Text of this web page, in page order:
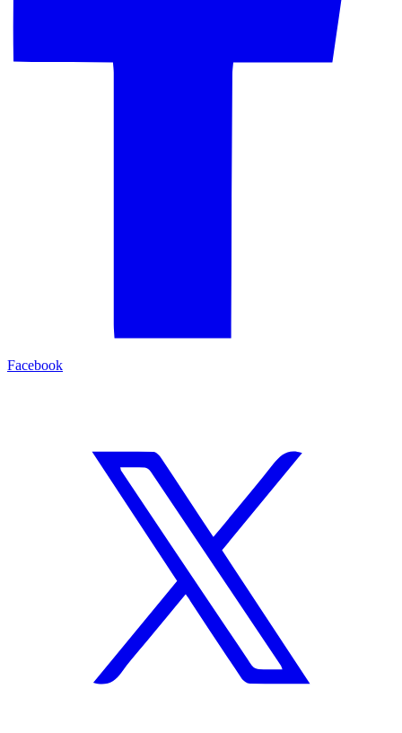
Facebook